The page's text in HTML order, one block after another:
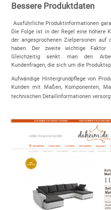
Bessere Produktdaten
Ausführliche Produktinformationen
Die Folge ist in der Regel eine höhere
der angesprochenen Zielpersonen auf
haben. Der zweite wichtige Faktor
Gleichzeitig senkt man den
Kundenfragen, die sich um die
Aufwändige Hintergrundpflege von
Kunden mit Maßen, Komponenten,
technischen Detailinformationen